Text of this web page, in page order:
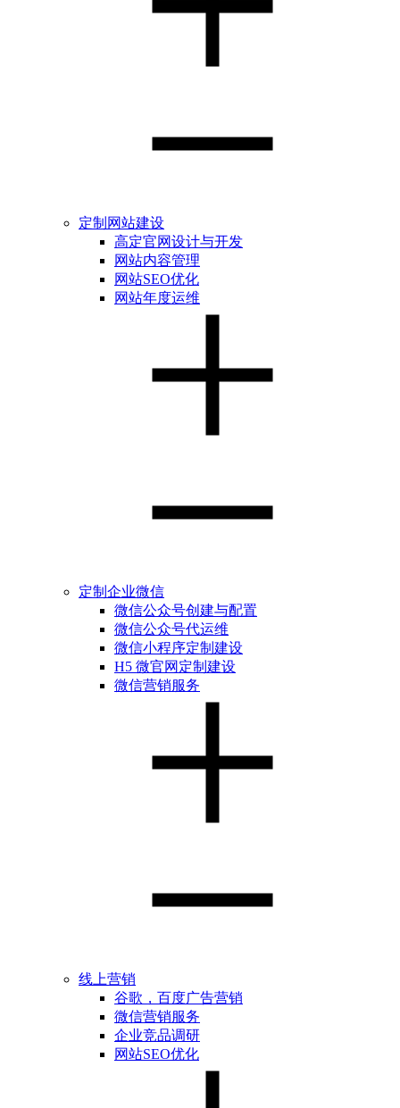
定制网站建设
高定官网设计与开发
网站内容管理
网站SEO优化
网站年度运维
定制企业微信
微信公众号创建与配置
微信公众号代运维
微信小程序定制建设
H5 微官网定制建设
微信营销服务
线上营销
谷歌，百度广告营销
微信营销服务
企业竞品调研
网站SEO优化